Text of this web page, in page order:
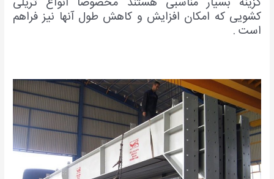
کشویی که امکان افزایش و کاهش طول آنها نیز فراهم
است .